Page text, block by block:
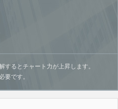
るとチャート力が上昇します。
要です。